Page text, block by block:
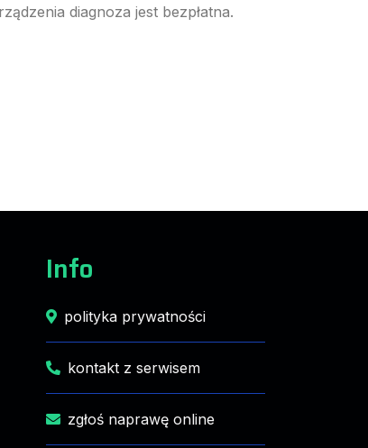
diagnoza jest bezpłatna.
Info
polityka prywatności
kontakt z serwisem
zgłoś naprawę online